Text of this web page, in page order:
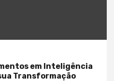
em Inteligência
Transformação